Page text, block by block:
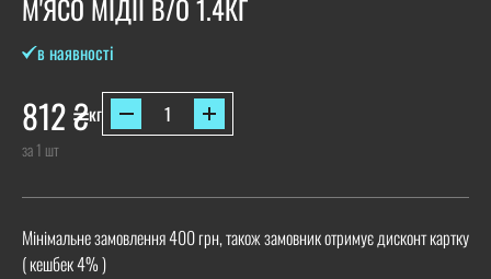
М'ЯСО МІДІЇ В/О 1.4КГ
в наявності
812₴кг
за 1 шт
Мінімальне замовлення 400 грн, також замовник отримує дисконт картку
( кешбек 4% )